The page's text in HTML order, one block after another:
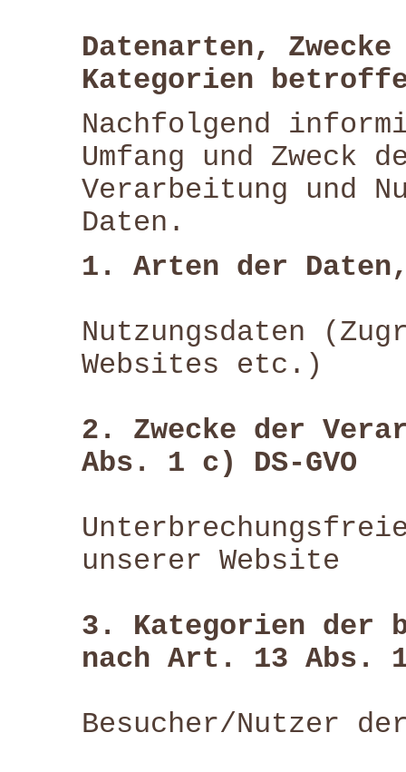
Datenarten,
Kategorien
Nachfolgend
Umfang und Zweck
Verarbeitung und
Daten.
1. Arten der
Nutzungsdaten
Websites etc.)
2. Zwecke der
Abs. 1 c) DS-GVO
unserer Website
3. Kategorien der
nach Art. 13 Abs. 1
Besucher/Nutzer